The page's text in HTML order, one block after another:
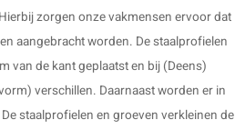
zorgen onze vakmensen ervoor dat
aangebracht worden. De staalprofielen
van de kant geplaatst en bij (Deens)
verschillen. Daarnaast worden er in
staalprofielen en groeven verkleinen de